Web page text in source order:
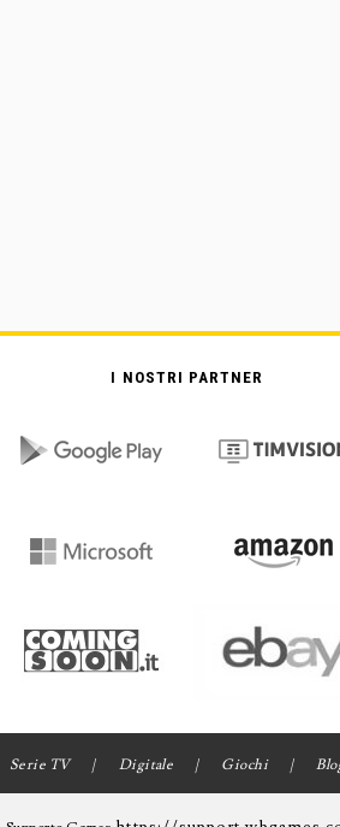
I NOSTRI PARTNER
Serie TV Digitale Giochi